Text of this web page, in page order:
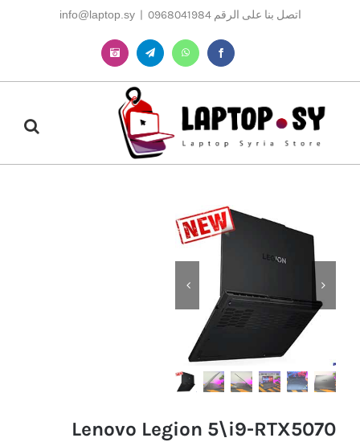
اتصل بنا على الرقم 0968041984 |
info@laptop.sy
Facebook
WhatsApp
Telegram
Instagram
Lenovo Legion 5\i9-RTX5070